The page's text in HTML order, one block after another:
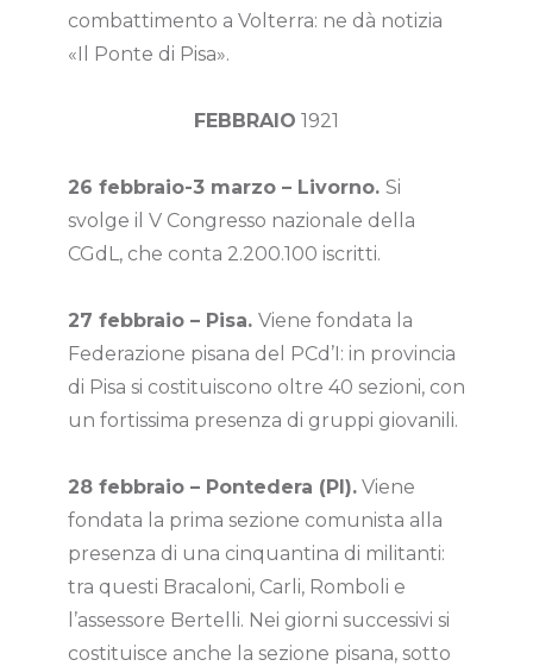
combattimento a Volterra: ne dà notizia
«Il Ponte di Pisa».
FEBBRAIO 1921
26 febbraio-3 marzo – Livorno. Si
svolge il V Congresso nazionale della
CGdL, che conta 2.200.100 iscritti.
27 febbraio – Pisa. Viene fondata la
Federazione pisana del PCd’I: in provincia
di Pisa si costituiscono oltre 40 sezioni, con
un fortissima presenza di gruppi giovanili.
28 febbraio – Pontedera (PI).Viene
fondata la prima sezione comunista alla
presenza di una cinquantina di militanti:
tra questi Bracaloni, Carli, Romboli e
l’assessore Bertelli. Nei giorni successivi si
costituisce anche la sezione pisana, sotto